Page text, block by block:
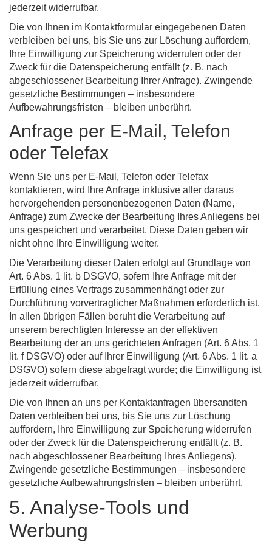
jederzeit widerrufbar.
Die von Ihnen im Kontaktformular eingegebenen Daten
verbleiben bei uns, bis Sie uns zur Löschung auffordern,
Ihre Einwilligung zur Speicherung widerrufen oder der
Zweck für die Datenspeicherung entfällt (z. B. nach
abgeschlossener Bearbeitung Ihrer Anfrage). Zwingende
gesetzliche Bestimmungen – insbesondere
Aufbewahrungsfristen – bleiben unberührt.
Anfrage per E-Mail, Telefon
oder Telefax
Wenn Sie uns per E-Mail, Telefon oder Telefax
kontaktieren, wird Ihre Anfrage inklusive aller daraus
hervorgehenden personenbezogenen Daten (Name,
Anfrage) zum Zwecke der Bearbeitung Ihres Anliegens bei
uns gespeichert und verarbeitet. Diese Daten geben wir
nicht ohne Ihre Einwilligung weiter.
Die Verarbeitung dieser Daten erfolgt auf Grundlage von
Art. 6 Abs. 1 lit. b DSGVO, sofern Ihre Anfrage mit der
Erfüllung eines Vertrags zusammenhängt oder zur
Durchführung vorvertraglicher Maßnahmen erforderlich ist.
In allen übrigen Fällen beruht die Verarbeitung auf
unserem berechtigten Interesse an der effektiven
Bearbeitung der an uns gerichteten Anfragen (Art. 6 Abs. 1
lit. f DSGVO) oder auf Ihrer Einwilligung (Art. 6 Abs. 1 lit. a
DSGVO) sofern diese abgefragt wurde; die Einwilligung ist
jederzeit widerrufbar.
Die von Ihnen an uns per Kontaktanfragen übersandten
Daten verbleiben bei uns, bis Sie uns zur Löschung
auffordern, Ihre Einwilligung zur Speicherung widerrufen
oder der Zweck für die Datenspeicherung entfällt (z. B.
nach abgeschlossener Bearbeitung Ihres Anliegens).
Zwingende gesetzliche Bestimmungen – insbesondere
gesetzliche Aufbewahrungsfristen – bleiben unberührt.
5. Analyse-Tools und
Werbung